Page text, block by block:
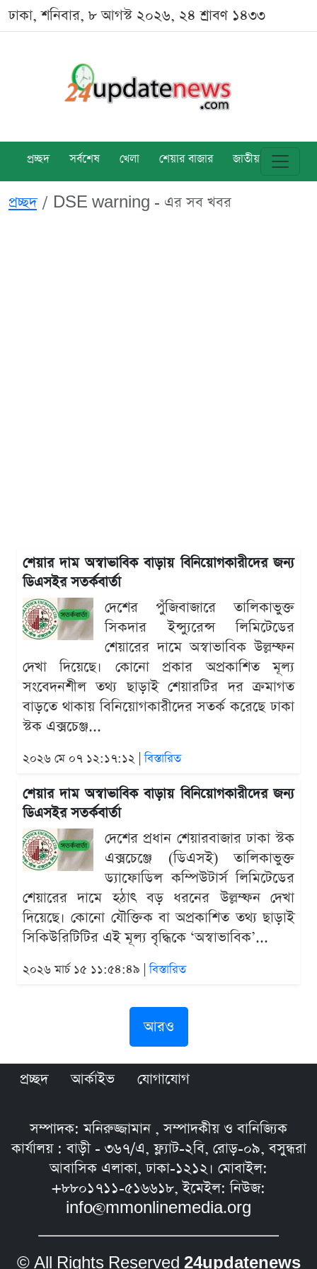
ঢাকা, শনিবার, ৮ আগস্ট ২০২৬, ২৪ শ্রাবণ ১৪৩৩
প্রচ্ছদ সর্বশেষ খেলা শেয়ার বাজার জাতীয় বিশ্ব
প্রচ্ছদ DSE warning - এর সব খবর
শেয়ার দাম অস্বাভাবিক বাড়ায় বিনিয়োগকারীদের জন্য
ডিএসইর সতর্কবার্তা
দেশের পুঁজিবাজারে তালিকাভুক্ত
সিকদার ইন্স্যুরেন্স লিমিটেডের
শেয়ারের দামে অস্বাভাবিক উল্লম্ফন
দেখা দিয়েছে। কোনো প্রকার অপ্রকাশিত মূল্য
সংবেদনশীল তথ্য ছাড়াই শেয়ারটির দর ক্রমাগত
বাড়তে থাকায় বিনিয়োগকারীদের সতর্ক করেছে ঢাকা
স্টক এক্সচেঞ্জ...
২০২৬ মে ০৭ ১২:১৭:১২ |বিস্তারিত
শেয়ার দাম অস্বাভাবিক বাড়ায় বিনিয়োগকারীদের জন্য
ডিএসইর সতর্কবার্তা
দেশের প্রধান শেয়ারবাজার ঢাকা স্টক
এক্সচেঞ্জে (ডিএসই) তালিকাভুক্ত
ড্যাফোডিল কম্পিউটার্স লিমিটেডের
শেয়ারের দামে হঠাৎ বড় ধরনের উল্লম্ফন দেখা
দিয়েছে। কোনো যৌক্তিক বা অপ্রকাশিত তথ্য ছাড়াই
সিকিউরিটিটির এই মূল্য বৃদ্ধিকে ‘অস্বাভাবিক’...
২০২৬ মার্চ ১৫ ১১:৫৪:৪৯ |বিস্তারিত
আরও
প্রচ্ছদ আর্কাইভ যোগাযোগ
সম্পাদক: মনিরুজ্জামান , সম্পাদকীয় ও বানিজ্যিক
কার্যালয় : বাড়ী - ৩৬৭/এ, ফ্ল্যাট-২বি, রোড়-০৯, বসুন্ধরা
আবাসিক এলাকা, ঢাকা-১২১২। মোবাইল:
+৮৮০১৭১১-৫১৬৬১৮, ইমেইল: নিউজ:
info@mmonlinemedia.org
© All Rights Reserved 24updatenews